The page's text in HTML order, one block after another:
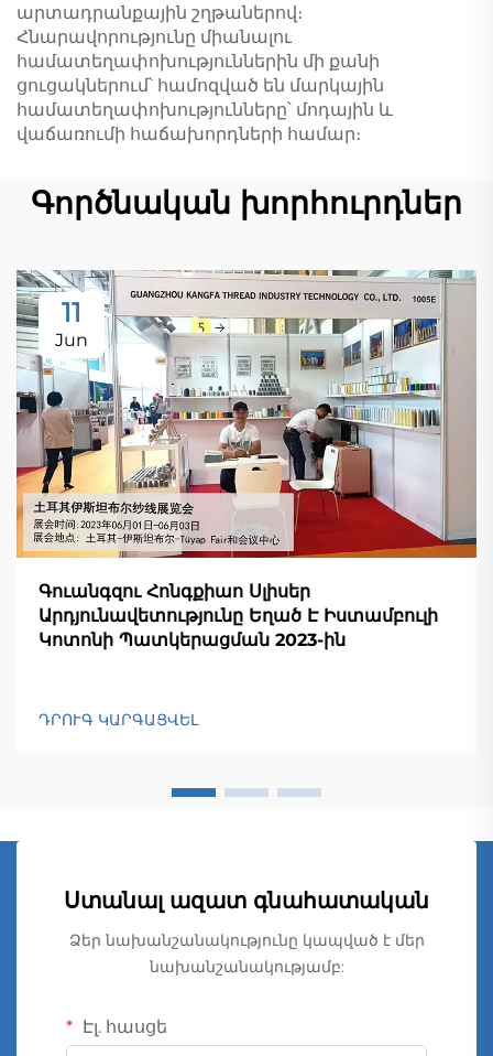
արտադրանքային շղթաներով։
Հնարավորությունը միանալու
համատեղափոխություններին մի քանի
ցուցակներում՝ համոզված են մարկային
համատեղափոխությունները՝ մոդային և
վաճառումի հաճախորդների համար։
Գործնական խորհուրդներ
11
Jun
Գուանգզու Հոնգքիաո Սլիսեր
Արդյունավետությունը Եղած Է Իստամբուլի
Կոտոնի Պատկերացման 2023-ին
ԴՐՈՒԳ ԿԱՐԳԱՑՎԵԼ
Ստանալ ազատ գնահատական
Ձեր նախանշանակությունը կապված է մեր
նախանշանակությամբ:
Էլ. հասցե